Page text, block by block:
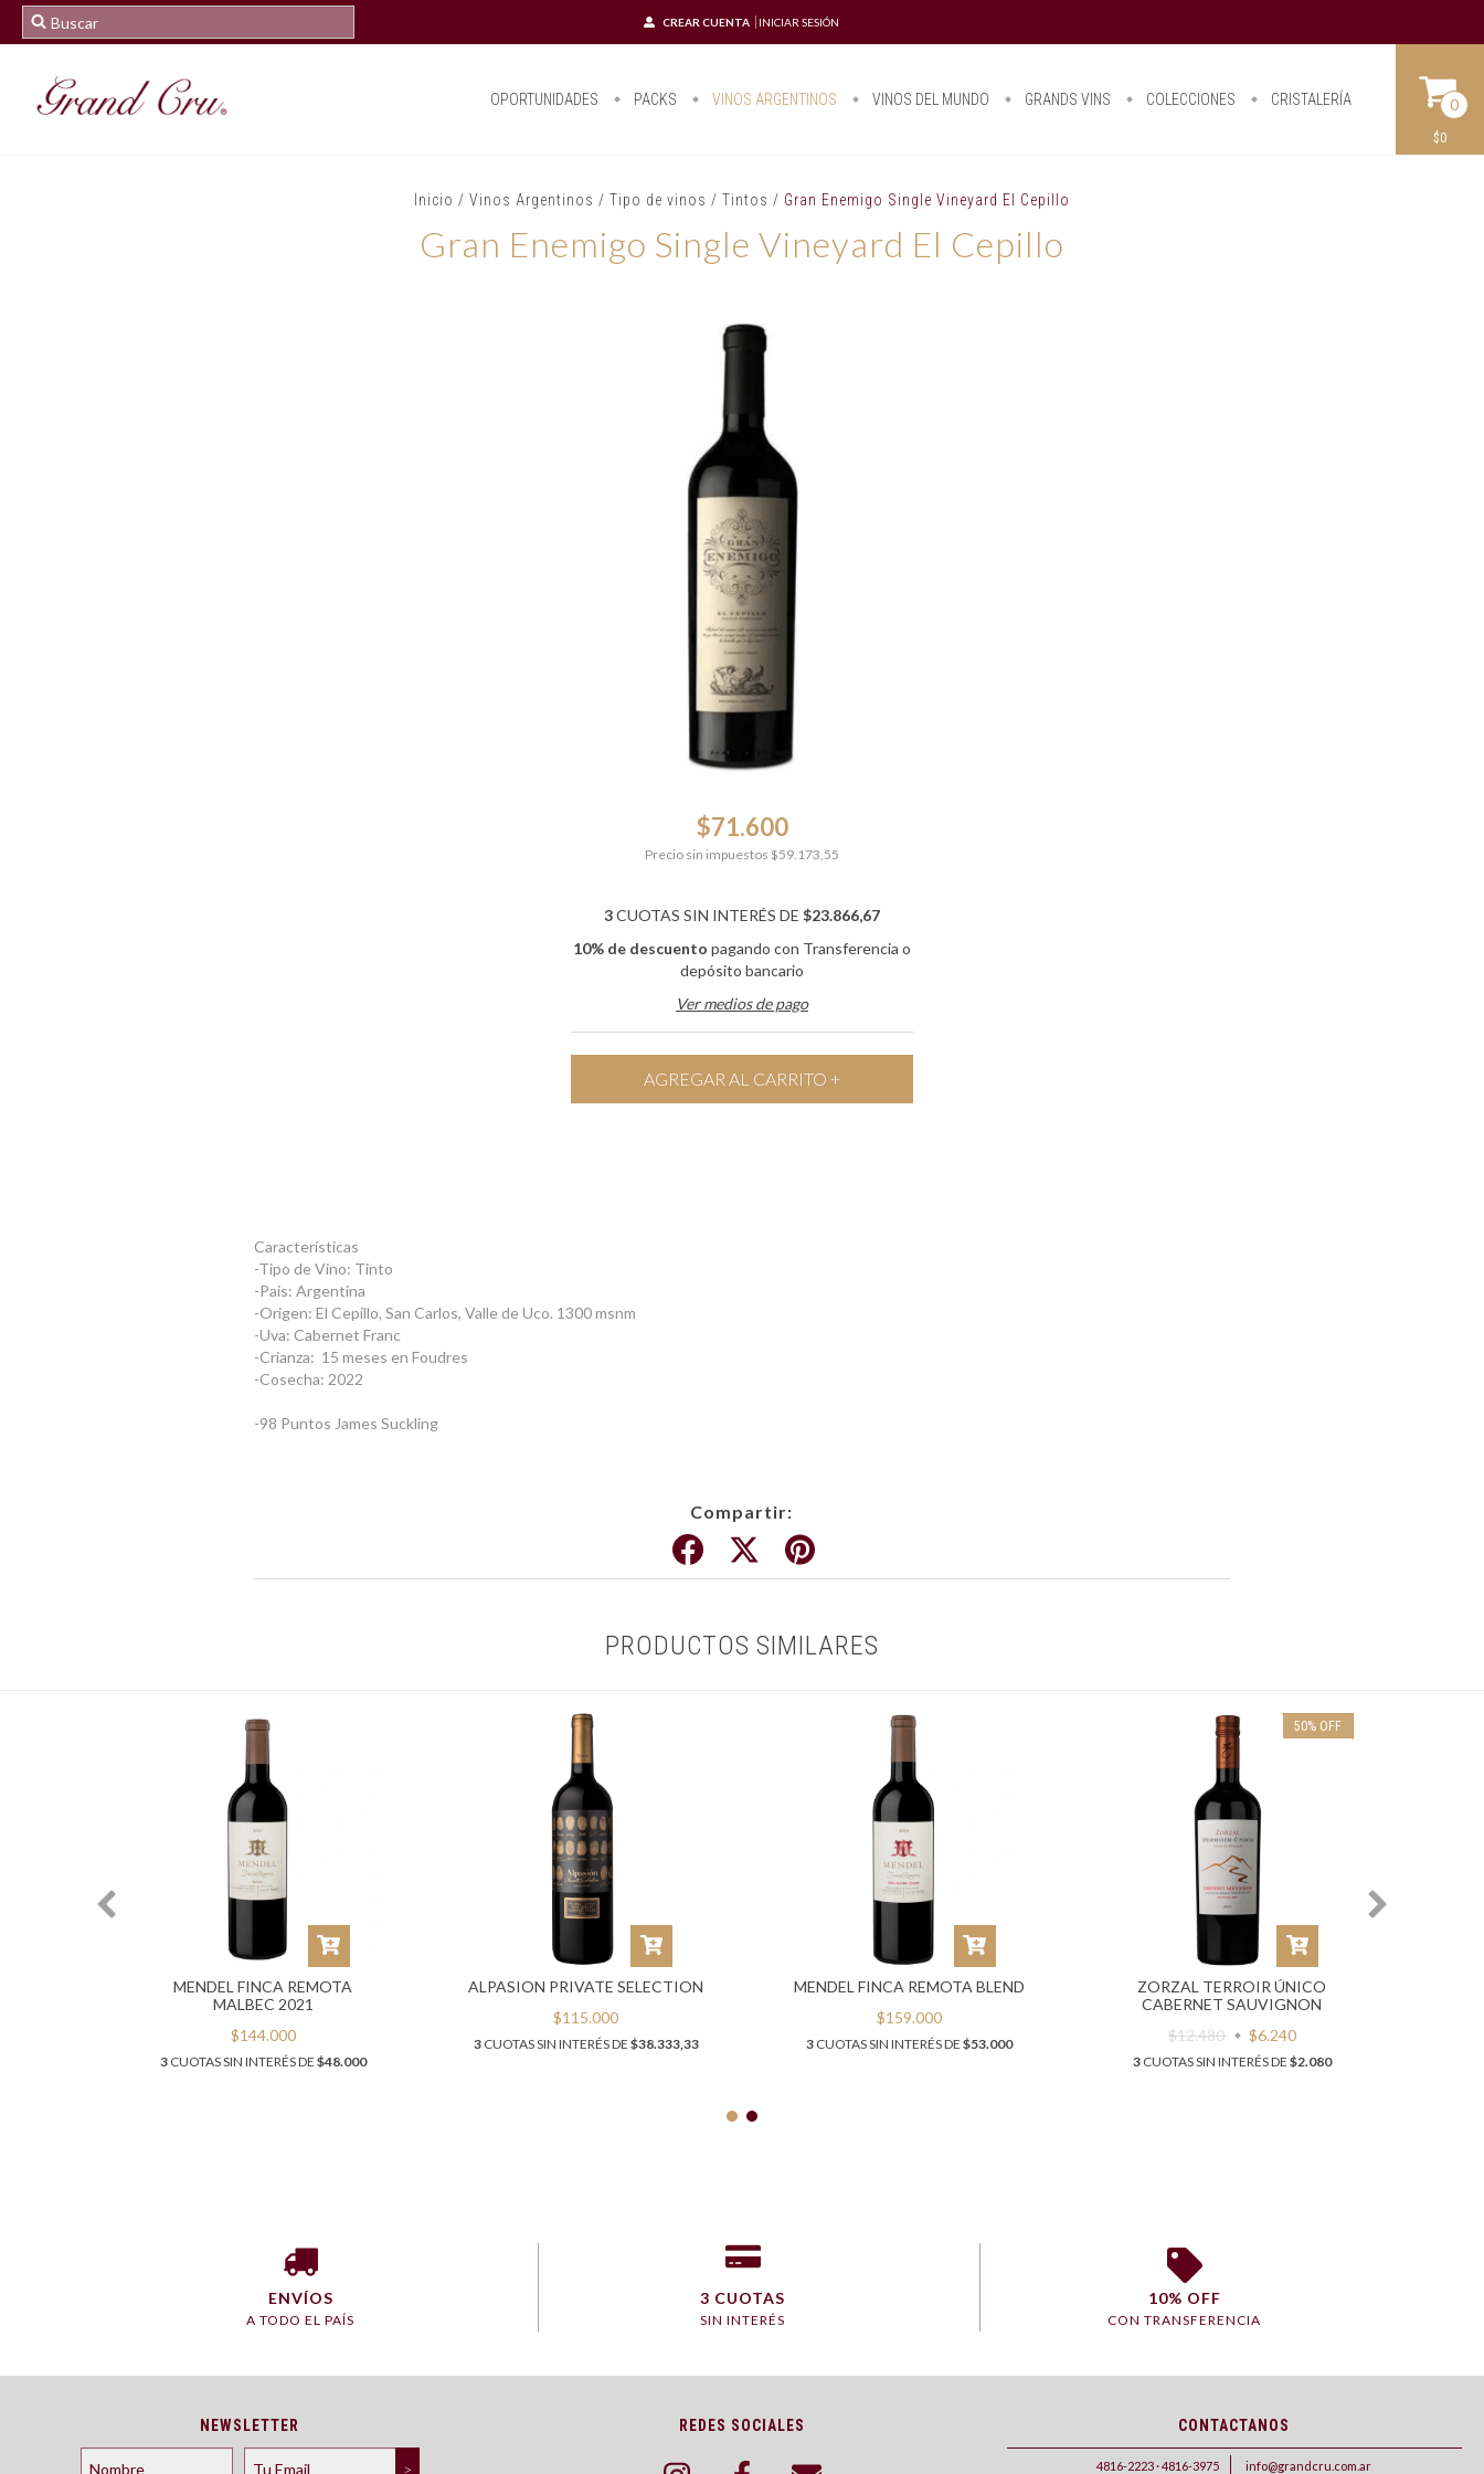
CREAR CUENTA INICIAR SESIÓN
OPORTUNIDADES PACKS VINOS ARGENTINOS VINOS DEL MUNDO GRANDS VINS COLECCIONES CRISTALERÍA 0
$0
Inicio / Vinos Argentinos / Tipo de vinos / Tintos / Gran Enemigo Single Vineyard El Cepillo
Gran Enemigo Single Vineyard El Cepillo
$71.600
Precio sin impuestos $59.173,55
3CUOTAS SIN INTERÉS DE $23.866,67
10% de descuento pagando con Transferencia o
depósito bancario
Ver medios de pago
Características
-Tipo de Vino: Tinto
-Pais: Argentina
-Origen: El Cepillo, San Carlos, Valle de Uco. 1300 msnm
-Uva: Cabernet Franc
-Crianza: 15 meses en Foudres
-Cosecha: 2022
-98 Puntos James Suckling
Compartir:
PRODUCTOS SIMILARES
MENDEL FINCA REMOTA
MALBEC 2021
$144.000
3CUOTAS SIN INTERÉS DE $48.000
ALPASION PRIVATE SELECTION
$115.000
3CUOTAS SIN INTERÉS DE $38.333,33
MENDEL FINCA REMOTA BLEND
$159.000
3CUOTAS SIN INTERÉS DE $53.000
50% OFF
ZORZAL TERROIR ÚNICO
CABERNET SAUVIGNON
$12.480
$6.240
3CUOTAS SIN INTERÉS DE $2.080
ENVÍOS
A TODO EL PAÍS
3 CUOTAS
SIN INTERÉS
10% OFF
CON TRANSFERENCIA
NEWSLETTER REDES SOCIALES CONTACTANOS
4816-2223 · 4816-3975 info@grandcru.com.ar